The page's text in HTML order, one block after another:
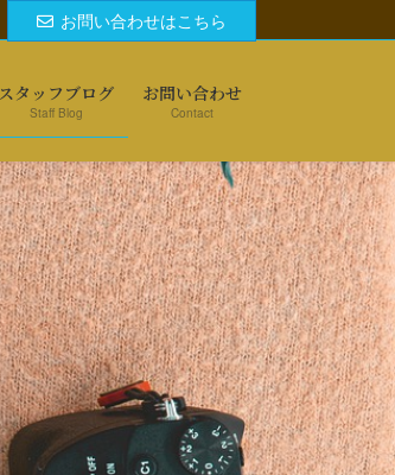
お問い合わせはこちら
スタッフブログ
Staff Blog
お問い合わせ
Contact